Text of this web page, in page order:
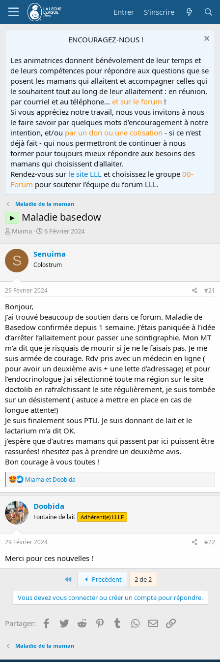
Entrer S'inscrire
ENCOURAGEZ-NOUS !
Les animatrices donnent bénévolement de leur temps et
de leurs compétences pour répondre aux questions que se
posent les mamans qui allaitent et accompagner celles qui
le souhaitent tout au long de leur allaitement : en réunion,
par courriel et au téléphone... et sur le forum !
Si vous appréciez notre travail, nous vous invitons à nous
le faire savoir par quelques mots d'encouragement à notre
intention, et/ou par un don ou une cotisation - si ce n'est
déjà fait - qui nous permettront de continuer à nous
former pour toujours mieux répondre aux besoins des
mamans qui choisissent d'allaiter.
Rendez-vous sur le site LLL et choisissez le groupe 00-
Forum pour soutenir l'équipe du forum LLL.
Maladie de la maman
► Maladie basedow
D
m
a
r
r
é
e
a
r
Miama
D
e
d
d
é
t
6 Février 2024
S Senuima
Colostrum
29 Février 2024 #21
Bonjour,
J’ai trouvé beaucoup de soutien dans ce forum. Maladie de
Basedow confirmée depuis 1 semaine. J’étais paniquée à l’idée
d’arrêter l’allaitement pour passer une scintigraphie. Mon MT
m’a dit que je risquais de mourir si je ne le faisais pas. Je me
suis armée de courage. Rdv pris avec un médecin en ligne (
pour avoir un deuxième avis + une lette d’adressage) et pour
l’endocrinologue j’ai sélectionné toute ma région sur le site
doctolib en rafraîchissant le site régulièrement, je suis tombée
sur un désistement ( astuce a mettre en place en cas de
longue attente!)
Je suis finalement sous PTU. Je suis donnant de lait et le
lactarium m’a dit OK.
j’espère que d’autres mamans qui passent par ici puissent être
rassurées! nhesitez pas à prendre un deuxième avis.
Bon courage à vous toutes !
R
é
a
c
t
i
n
s
Miama et Doobida
Doobida
Fontaine de lait Adhérent(e) LLLF
29 Février 2024 #22
Merci pour ces nouvelles !
First Précédent 2 de 2
Vous devez vous connecter ou créer un compte pour répondre.
Partager: Facebook
Twitter Reddit PinterestTumblr WhatsApp
E-mail
Maladie de la maman